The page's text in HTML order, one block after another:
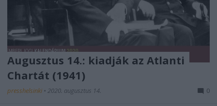
Augusztus 14.: kiadják az Atlanti
Chartát (1941)
presshelsinki • 2020. augusztus 14. 0